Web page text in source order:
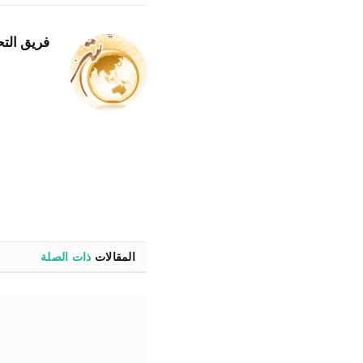
فريق
المقالات ذات الصلة